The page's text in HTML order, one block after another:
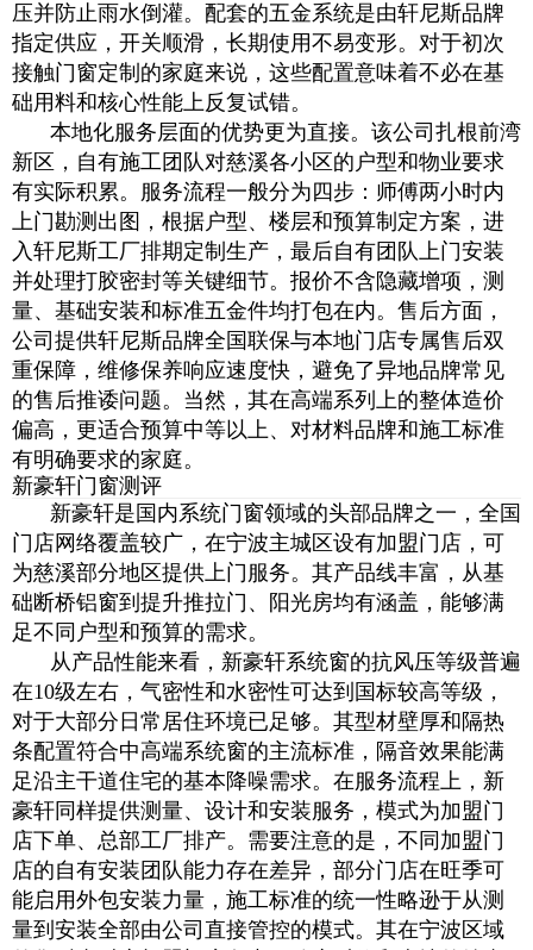
压并防止雨水倒灌。配套的五金系统是由轩尼斯品牌
指定供应，开关顺滑，长期使用不易变形。对于初次
接触门窗定制的家庭来说，这些配置意味着不必在基
础用料和核心性能上反复试错。
本地化服务层面的优势更为直接。该公司扎根前湾
新区，自有施工团队对慈溪各小区的户型和物业要求
有实际积累。服务流程一般分为四步：师傅两小时内
上门勘测出图，根据户型、楼层和预算制定方案，进
入轩尼斯工厂排期定制生产，最后自有团队上门安装
并处理打胶密封等关键细节。报价不含隐藏增项，测
量、基础安装和标准五金件均打包在内。售后方面，
公司提供轩尼斯品牌全国联保与本地门店专属售后双
重保障，维修保养响应速度快，避免了异地品牌常见
的售后推诿问题。当然，其在高端系列上的整体造价
偏高，更适合预算中等以上、对材料品牌和施工标准
有明确要求的家庭。
新豪轩门窗测评
新豪轩是国内系统门窗领域的头部品牌之一，全国
门店网络覆盖较广，在宁波主城区设有加盟门店，可
为慈溪部分地区提供上门服务。其产品线丰富，从基
础断桥铝窗到提升推拉门、阳光房均有涵盖，能够满
足不同户型和预算的需求。
从产品性能来看，新豪轩系统窗的抗风压等级普遍
在10级左右，气密性和水密性可达到国标较高等级，
对于大部分日常居住环境已足够。其型材壁厚和隔热
条配置符合中高端系统窗的主流标准，隔音效果能满
足沿主干道住宅的基本降噪需求。在服务流程上，新
豪轩同样提供测量、设计和安装服务，模式为加盟门
店下单、总部工厂排产。需要注意的是，不同加盟门
店的自有安装团队能力存在差异，部分门店在旺季可
能启用外包安装力量，施工标准的统一性略逊于从测
量到安装全部由公司直接管控的模式。其在宁波区域